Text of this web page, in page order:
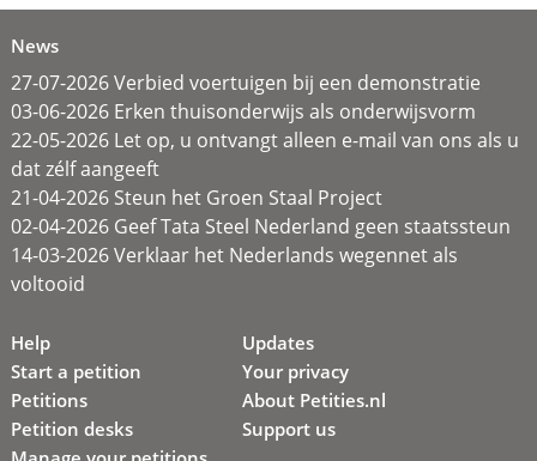
News
27-07-2026 Verbied voertuigen bij een demonstratie
03-06-2026 Erken thuisonderwijs als onderwijsvorm
22-05-2026 Let op, u ontvangt alleen e-mail van ons als u
dat zélf aangeeft
21-04-2026 Steun het Groen Staal Project
02-04-2026 Geef Tata Steel Nederland geen staatssteun
14-03-2026 Verklaar het Nederlands wegennet als
voltooid
Help
Start a petition
Petitions
Petition desks
Updates
Your privacy
About Petities.nl
Support us